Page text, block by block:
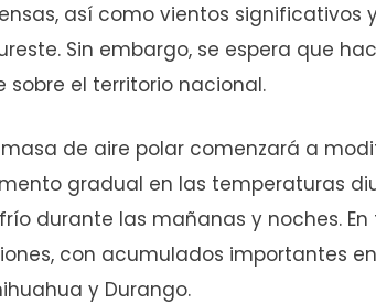
así como vientos significativos
Sin embargo, se espera que
el territorio nacional.
de aire polar comenzará a
gradual en las temperaturas
durante las mañanas y noches.
con acumulados importantes
y Durango.